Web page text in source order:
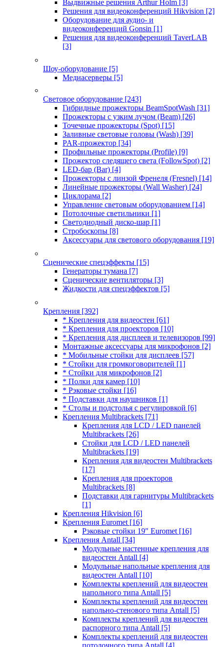
Выдвижные решения Arthur Holm [3]
Решения для видеоконференций Hikvision [2]
Оборудование для аудио- и
видеоконференций Gonsin [1]
Решения для видеоконференций TaverLAB
[3]
Шоу-оборудование [5]
Медиасерверы [5]
Световое оборудование [243]
Гибридные прожекторы BeamSpotWash [31]
Прожекторы с узким лучом (Beam) [26]
Точечные прожекторы (Spot) [15]
Заливные световые головы (Wash) [39]
PAR-прожектор [34]
Профильные прожекторы (Profile) [9]
Прожектор следящего света (FollowSpot) [2]
LED-бар (Bar) [4]
Прожекторы с линзой Френеля (Fresnel) [14]
Линейные прожекторы (Wall Washer) [24]
Циклорама [2]
Управление световым оборудованием [14]
Потолочные светильники [1]
Светодиодный диско-шар [1]
Стробоскопы [8]
Аксессуары для светового оборудования [19]
Сценические спецэффекты [15]
Генераторы тумана [7]
Сценические вентиляторы [3]
Жидкости для спецэффектов [5]
Крепления [392]
* Крепления для видеостен [61]
* Крепления для проекторов [10]
* Крепления для дисплеев и телевизоров [99]
Монтажные аксессуары для микрофонов [2]
* Мобильные стойки для дисплеев [57]
* Стойки для громкоговорителей [1]
* Стойки для микрофонов [2]
* Полки для камер [10]
* Рэковые стойки [16]
* Подставки для наушников [1]
* Столы и подстолья с регулировкой [6]
Крепления Multibrackets [71]
Крепления для LCD / LED панелей
Multibrackets [26]
Стойки для LCD / LED панелей
Multibrackets [19]
Крепления для видеостен Multibrackets
[17]
Крепления для проекторов
Multibrackets [8]
Подставки для гарнитуры Multibrackets
[1]
Крепления Hikvision [6]
Крепления Euromet [16]
Рэковые стойки 19" Euromet [16]
Крепления Antall [34]
Модульные настенные крепления для
видеостен Antall [4]
Модульные напольные крепления для
видеостен Antall [10]
Комплекты креплений для видеостен
напольного типа Antall [5]
Комплекты креплений для видеостен
напольно-стенового типа Antall [5]
Комплекты креплений для видеостен
распорного типа Antall [5]
Комплекты креплений для видеостен
потолочного типа Antall [4]